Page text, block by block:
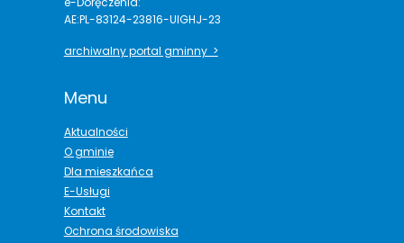
AE:PL-83124-23816-UIGHJ-23
archiwalny portal gminny >
Menu
Aktualności
O gminie
Dla mieszkańca
E-Usługi
Kontakt
Ochrona środowiska